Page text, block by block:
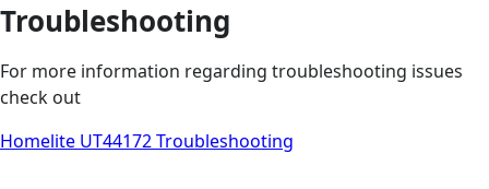
Troubleshooting
For more information regarding troubleshooting issues
check out
Homelite UT44172 Troubleshooting